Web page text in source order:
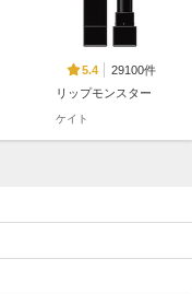
5.4
29100件
リップモンスター
ケイト